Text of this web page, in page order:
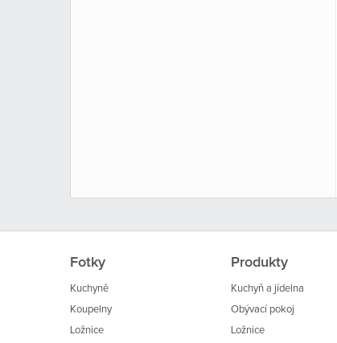
Fotky
Kuchyně
Koupelny
Ložnice
Produkty
Kuchyň a jídelna
Obývací pokoj
Ložnice